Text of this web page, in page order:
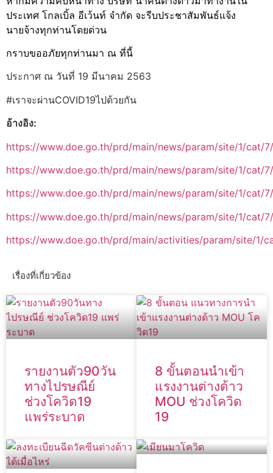
ประเทศ โกลเบิ้ล อีเว้นท์ จำกัด จะรีบประชาสัมพันธ์แจ้ง
นายจ้างทุกท่านโดยด่วน
กราบขออภัยทุกท่านมา ณ ที่นี้
ประกาศ ณ วันที่ 19 มีนาคม 2563
#เราจะผ่านCOVID19ไปด้วยกัน
อ้างอิง:
https://www.doe.go.th/prd/main/news/param/site/1/
https://www.doe.go.th/prd/main/news/param/site/1/
https://www.doe.go.th/prd/main/news/param/site/1/
https://www.doe.go.th/prd/main/news/param/site/1/
https://www.doe.go.th/prd/main/activities/param/site/
เรื่องที่เกี่ยวข้อง
รายงานตัว90วัน
ทางไปรษณีย์
ช่วงโควิด19
แพร่ระบาด
8 ขั้นตอนนำเข้า
แรงงานต่างด้าว
MOU ช่วงโควิด
19